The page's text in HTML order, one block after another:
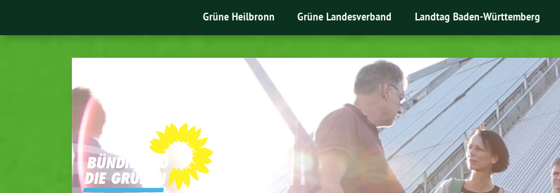
Grüne Heilbronn Grüne Landesverband Landtag Baden-Württemberg